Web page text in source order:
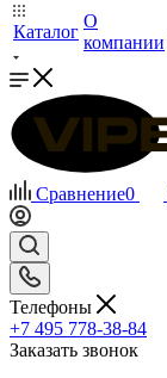
Каталог
О
компании
Сравнение0
Телефоны
+7 495 778-38-84
Заказать звонок